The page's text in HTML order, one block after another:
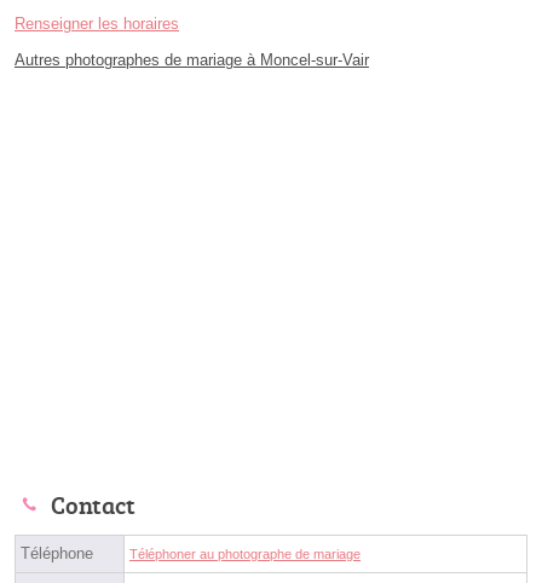
Renseigner les horaires
Autres photographes de mariage à Moncel-sur-Vair
Contact
Téléphone Téléphoner au photographe de mariage